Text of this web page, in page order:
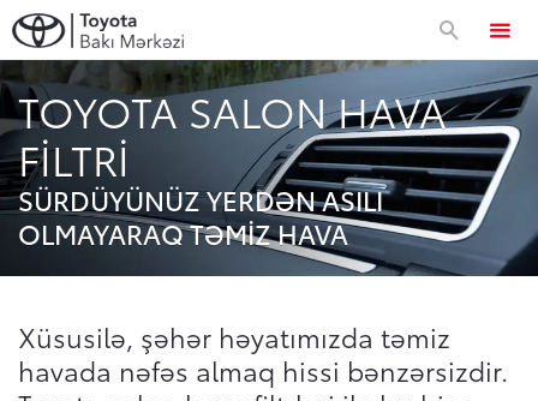
Avtomobillər
Approved Used
Toyota Sahibləri
Servis və zəmanət
Xüsusi təkliflər
TOYOTA SALON HAVA
FILTRI
SÜRDÜYÜNÜZ YERDƏN ASILI
OLMAYARAQ TƏMIZ HAVA
Xüsusilə, şəhər həyatımızda təmiz
havada nəfəs almaq hissi bənzərsizdir.